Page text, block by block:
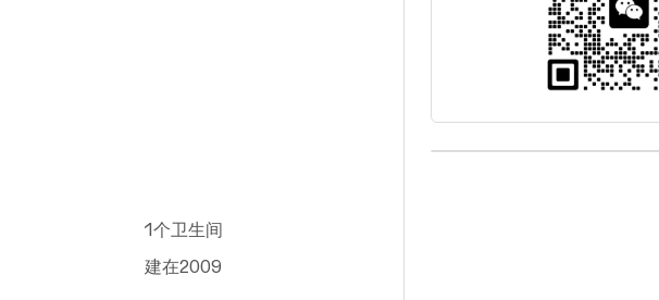
1个卫生间
建在2009